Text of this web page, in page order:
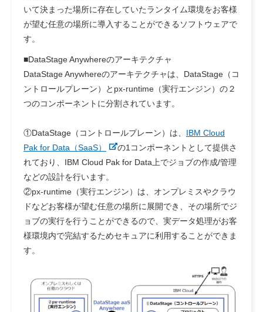
いて決まった場所に存在していたランタイム環境をお客様
が望む任意の場所に導入することができるソフトウェアで
す。
■DataStage Anywhereのアーキテクチャ
DataStage Anywhereのアーキテクチャは、DataStage（コ
ントロールプレーン）とpx-runtime（実行エンジン）の２
つのコンポーネントに分割されています。
①DataStage（コントロールプレーン）は、 IBM Cloud
Pak for Data（SaaS）
の1コンポーネントとして提供さ
れており、IBM Cloud Pak for Data上でジョブの作成/管理
などの設計を行います。
②px-runtime（実行エンジン）は、オンプレミスやクラウ
ドなどお客様が望む任意の場所に展開でき、その場所でジ
ョブの実行を行うことができるので、実データ処理がお客
様環境内で完結するためセキュアに利用することができま
す。